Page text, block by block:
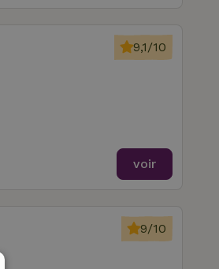
9,1/10
voir
9/10